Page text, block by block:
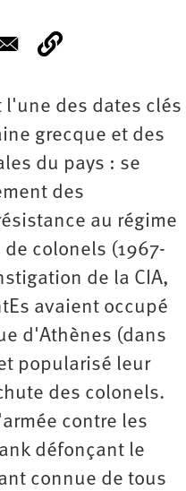
l'une des dates clés
grecque et des
du pays : se
des
au régime
colonels (1967-
de la CIA,
avaient occupé
d'Athènes (dans
popularisé leur
des colonels.
contre les
défonçant le
connue de tous